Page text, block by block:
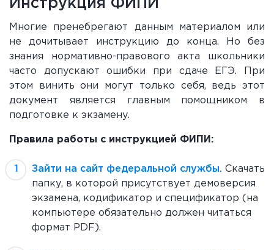
Инструкция ФИПИ
Многие пренебрегают данным материалом или
не дочитывает инструкцию до конца. Но без
знания нормативно-правового акта школьники
часто допускают ошибки при сдаче ЕГЭ. При
этом винить они могут только себя, ведь этот
документ является главным помощником в
подготовке к экзамену.
Правила работы с инструкцией ФИПИ:
Зайти на сайт федеральной службы. Скачать
папку, в которой присутствует демоверсия
экзамена, кодификатор и спецификатор (на
компьютере обязательно должен читаться
формат PDF).